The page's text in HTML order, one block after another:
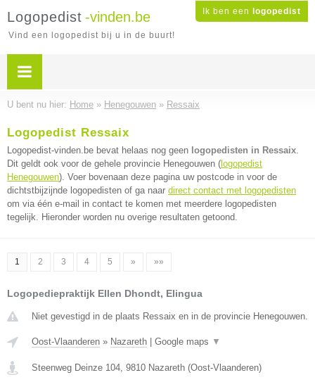
Ik ben een logopedist
Logopedist -vinden.be
Vind een logopedist bij u in de buurt!
U bent nu hier: Home » Henegouwen » Ressaix
Logopedist Ressaix
Logopedist-vinden.be bevat helaas nog geen logopedisten in Ressaix.
Dit geldt ook voor de gehele provincie Henegouwen ( logopedist
Henegouwen). Voer bovenaan deze pagina uw postcode in voor de
dichtstbijzijnde logopedisten of ga naar direct contact met logopedisten
om via één e-mail in contact te komen met meerdere logopedisten
tegelijk. Hieronder worden nu overige resultaten getoond.
1 2 3 4 5 » »»
Logopediepraktijk Ellen Dhondt, Elingua
Niet gevestigd in de plaats Ressaix en in de provincie Henegouwen.
Oost-Vlaanderen » Nazareth Google maps ▼
Steenweg Deinze 104, 9810 Nazareth (Oost-Vlaanderen)